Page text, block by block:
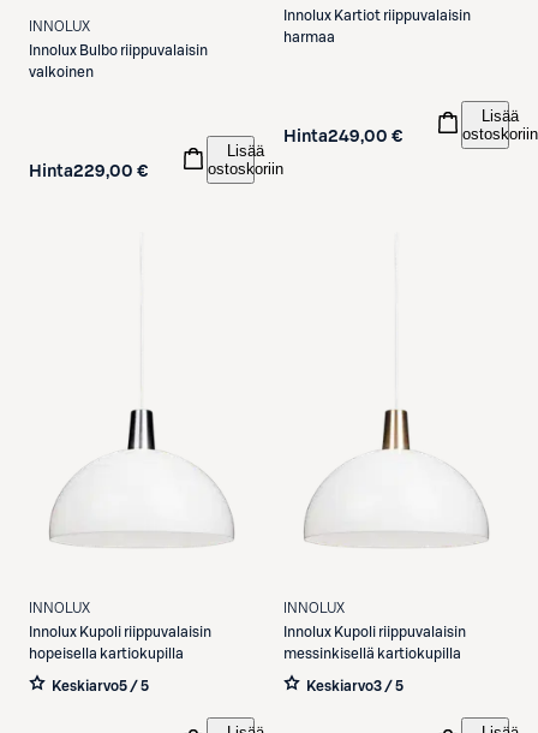
INNOLUX
Innolux Bulbo riippuvalaisin
valkoinen
Hinta229,00 €
Lisää
ostoskoriin
Innolux Kartiot riippuvalaisin
harmaa
Hinta249,00 €
Lisää
ostoskoriin
INNOLUX
Innolux Kupoli riippuvalaisin
hopeisella kartiokupilla
Keskiarvo5 / 5
INNOLUX
Innolux Kupoli riippuvalaisin
messinkisellä kartiokupilla
Keskiarvo3 / 5